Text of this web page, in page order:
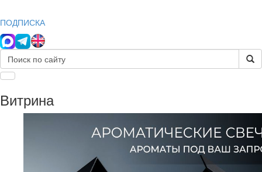
ПОДПИСКА
Витрина